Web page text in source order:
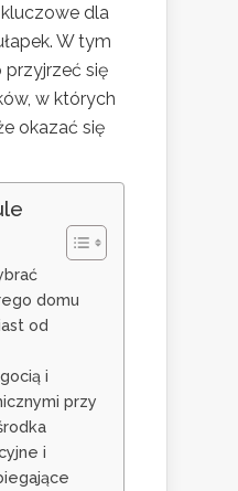
dla
W tym
przyjrzeć się
w których
okazać się
domu
od
i
przy
i